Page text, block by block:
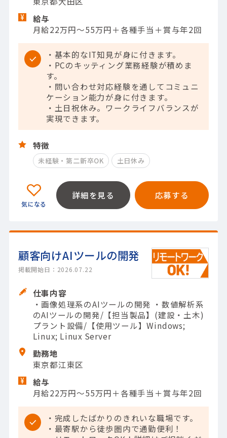
給与
月給22万円～55万円＋各種手当＋賞与年2回
・基本的なIT知見が身に付きます。
・PCのキッティング業務経験が積めま
す。
・問い合わせ対応経験を通してコミュニ
ケーション能力が身に付きます。
・土日祝休み。ワークライフバランスが
実現できます。
特徴
未経験・第二新卒OK 土日休み
詳細を見る 応募する
顧客向けAIツールの開発
掲載開始日：2026.07.22
仕事内容
・画像処理系のAIツールの開発 ・数値解析系
のAIツールの開発/【担当製品】(建設・土木)
プラント設備/【使用ツール】Windows;
Linux; Linux Server
勤務地
東京都江東区
給与
月給22万円～55万円＋各種手当＋賞与年2回
・完成したばかりのきれいな職場です。
・最寄駅から徒歩圏内で通勤便利！